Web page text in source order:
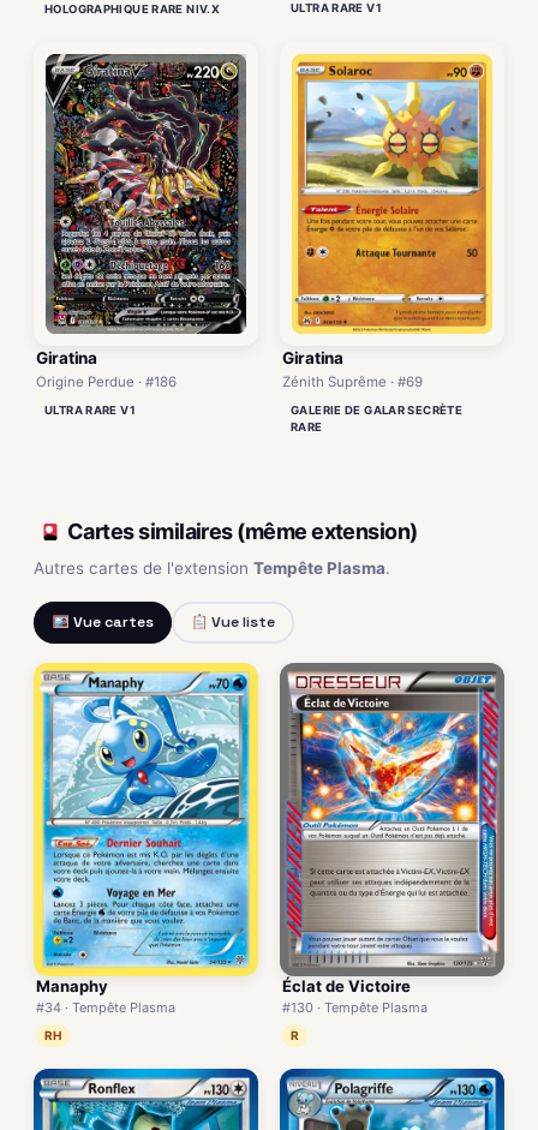
HOLOGRAPHIQUE RARE NIV.X ULTRA RARE V1
Giratina
Origine Perdue · #186
ULTRA RARE V1
Giratina
Zénith Suprême · #69
GALERIE DE GALAR SECRÈTE
RARE
Cartes similaires (même extension)
Autres cartes de l'extension Tempête Plasma.
Vue cartes Vue liste
Manaphy
#34 · Tempête Plasma
RH
Éclat de Victoire
#130 · Tempête Plasma
R